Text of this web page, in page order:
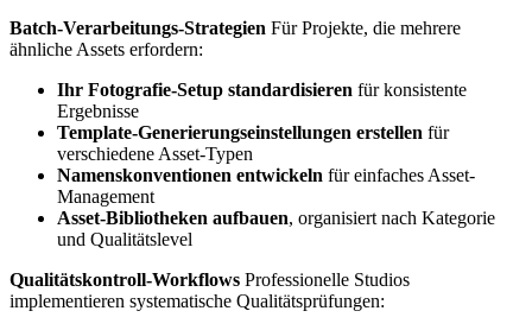
Batch-Verarbeitungs-Strategien Für Projekte, die mehrere
ähnliche Assets erfordern:
Ihr Fotografie-Setup standardisieren für konsistente
Ergebnisse
Template-Generierungseinstellungen erstellen für
verschiedene Asset-Typen
Namenskonventionen entwickeln für einfaches Asset-
Management
Asset-Bibliotheken aufbauen, organisiert nach Kategorie
und Qualitätslevel
Qualitätskontroll-Workflows Professionelle Studios
implementieren systematische Qualitätsprüfungen: